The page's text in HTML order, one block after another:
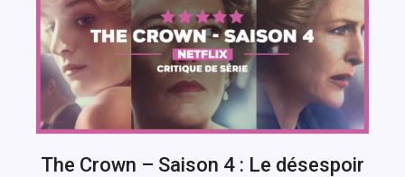
The Crown – Saison 4 : Le désespoir